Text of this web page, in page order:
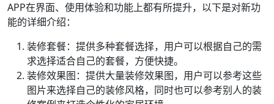
APP在界面、使用体验和功能上都有所提升，以下是对新功
能的详细介绍：
装修套餐：提供多种套餐选择，用户可以根据自己的需
求选择适合自己的套餐，方便快捷。
装修效果图：提供大量装修效果图，用户可以参考这些
图片来选择自己的装修风格，同时也可以参考别人的装